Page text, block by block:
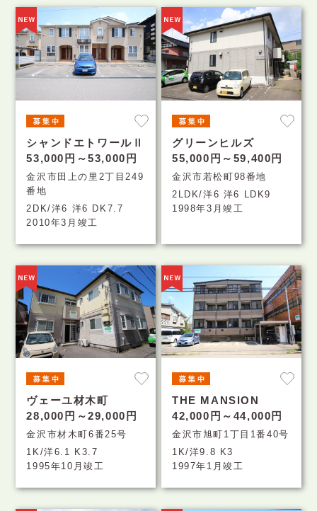
シャンドエトワールⅡ
53,000円～53,000円
金沢市田上の里2丁目249
番地
2DK/洋6 洋6 DK7.7
2010年3月竣工
グリーンヒルズ
55,000円～59,400円
金沢市若松町98番地
2LDK/洋6 洋6 LDK9
1998年3月竣工
ヴェーユ材木町
28,000円～29,000円
金沢市材木町6番25号
1K/洋6.1 K3.7
1995年10月竣工
THE MANSION
42,000円～44,000円
金沢市旭町1丁目1番40号
1K/洋9.8 K3
1997年1月竣工